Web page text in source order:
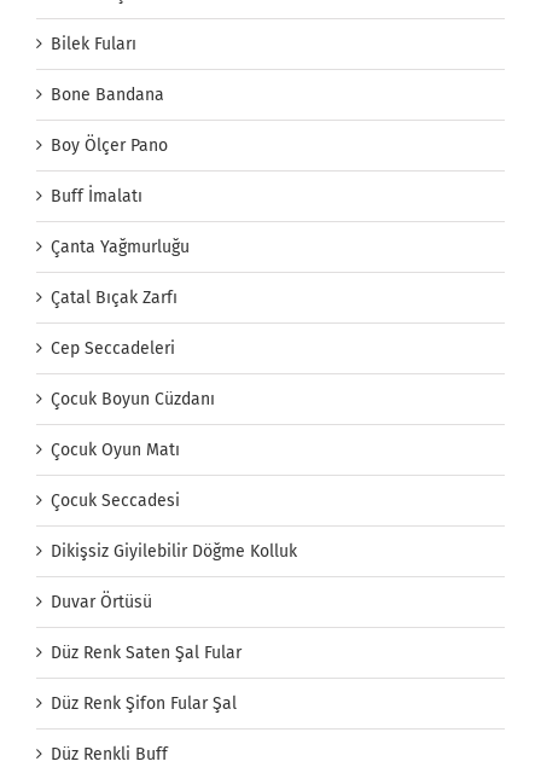
Bilek Fuları
Bone Bandana
Boy Ölçer Pano
Buff İmalatı
Çanta Yağmurluğu
Çatal Bıçak Zarfı
Cep Seccadeleri
Çocuk Boyun Cüzdanı
Çocuk Oyun Matı
Çocuk Seccadesi
Dikişsiz Giyilebilir Döğme Kolluk
Duvar Örtüsü
Düz Renk Saten Şal Fular
Düz Renk Şifon Fular Şal
Düz Renkli Buff